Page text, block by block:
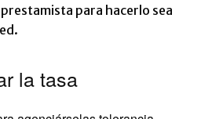
prestamista para hacerlo sea
la tasa